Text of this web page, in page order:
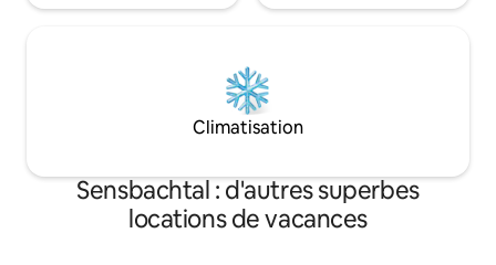
Climatisation
Sensbachtal : d'autres superbes
locations de vacances